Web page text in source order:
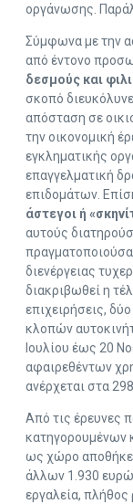
οργάνωσης.
Σύμφωνα με την
από έντονο
δεσμούς και
σκοπό
απόσταση σε
την οικονομική
εγκληματικής
επαγγελματική
επιδομάτων.
άστεγοι ή
αυτούς
διενέργειας
διακριβωθεί η
επιχειρήσεις,
κλοπών
Ιουλίου έως 20
αφαιρεθέντων
ανέρχεται στα
Από τις έρευνες
κατηγορουμένων
ως χώρο
άλλων 1.930
εργαλεία,